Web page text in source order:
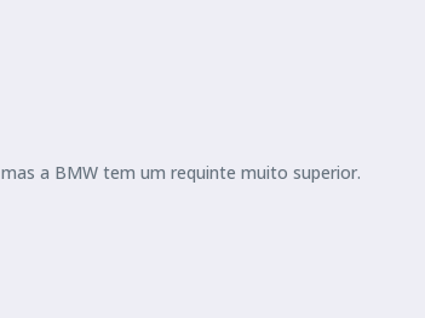
a BMW tem um requinte muito superior.